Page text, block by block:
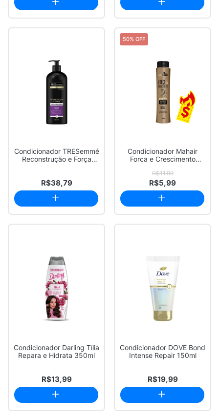
Condicionador TRESemmé
Reconstrução e Força
R$38,79
50% OFF
Condicionador Mahair
Forca e Crescimento
R$11,99
R$5,99
Condicionador Darling Tília
Repara e Hidrata 350ml
R$13,99
Condicionador DOVE Bond
Intense Repair 150ml
R$19,99